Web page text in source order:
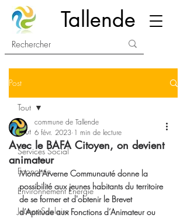
Tallende
Post
Tout
Services Social
Economie
Environnement Energie
Jeunes Scolaire
Tout
Avec le BAFA Citoyen, on devient
animateur
commune de Tallende
6 févr. 2023 1 min de lecture
Mond’Arverne Communauté donne la
possibilité aux jeunes habitants du territoire
de se former et d'obtenir le Brevet
d’Aptitude aux Fonctions d’Animateur ou